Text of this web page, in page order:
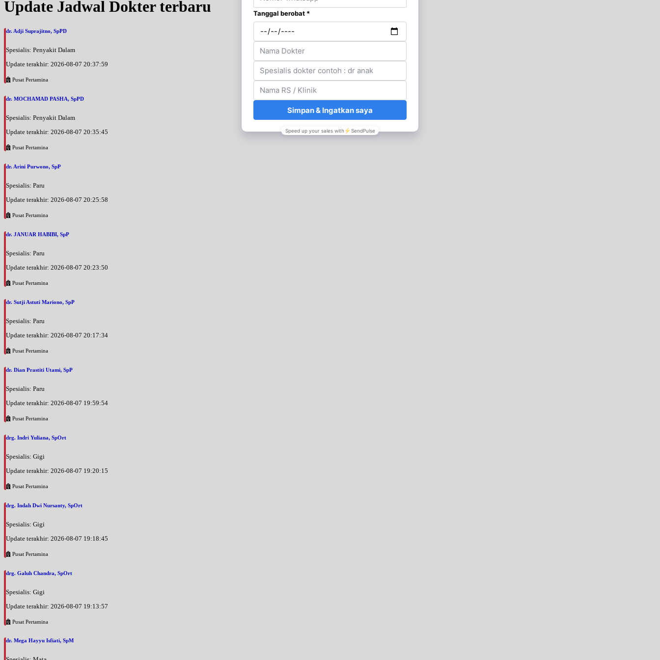
Update Jadwal Dokter terbaru
dr. Adji Suprajitno, SpPD
Spesialis: Penyakit Dalam
Update terakhir: 2026-08-07 20:37:59
Pusat Pertamina
dr. MOCHAMAD PASHA, SpPD
Spesialis: Penyakit Dalam
Update terakhir: 2026-08-07 20:35:45
Pusat Pertamina
dr. Arini Purwono, SpP
Spesialis: Paru
Update terakhir: 2026-08-07 20:25:58
Pusat Pertamina
dr. JANUAR HABIBI, SpP
Spesialis: Paru
Update terakhir: 2026-08-07 20:23:50
Pusat Pertamina
dr. Sutji Astuti Mariono, SpP
Spesialis: Paru
Update terakhir: 2026-08-07 20:17:34
Pusat Pertamina
dr. Dian Prastiti Utami, SpP
Spesialis: Paru
Update terakhir: 2026-08-07 19:59:54
Pusat Pertamina
drg. Indri Yuliana, SpOrt
Spesialis: Gigi
Update terakhir: 2026-08-07 19:20:15
Pusat Pertamina
drg. Indah Dwi Nursanty, SpOrt
Spesialis: Gigi
Update terakhir: 2026-08-07 19:18:45
Pusat Pertamina
drg. Galuh Chandra, SpOrt
Spesialis: Gigi
Update terakhir: 2026-08-07 19:13:57
Pusat Pertamina
dr. Mega Hayyu Isfiati, SpM